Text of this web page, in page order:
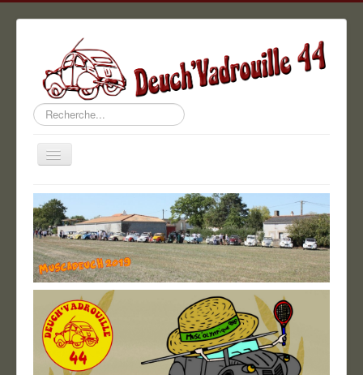
Rechercher
Basculer
la
Accueil
Agenda
Les vidéos
Albums photos
Le bureau
Les copains
Rétrocalage